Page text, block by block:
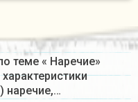
теме « Наречие»
наречие,…